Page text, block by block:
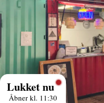
Lukket nu
Åbner kl. 11:30